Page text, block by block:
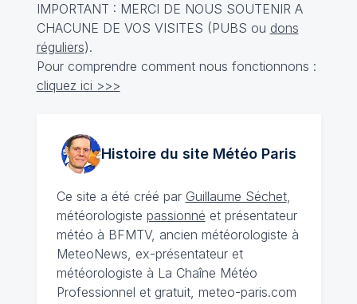
IMPORTANT : MERCI DE NOUS SOUTENIR A
CHACUNE DE VOS VISITES (PUBS ou dons
réguliers).
Pour comprendre comment nous fonctionnons :
cliquez ici >>>
Histoire du site MétéoParis
Ce site a été créé par Guillaume Séchet,
météorologiste passionné et présentateur
météo à BFMTV, ancien météorologiste à
MeteoNews, ex-présentateur et
météorologiste à La Chaîne Météo
Professionnel et gratuit, meteo-paris.com